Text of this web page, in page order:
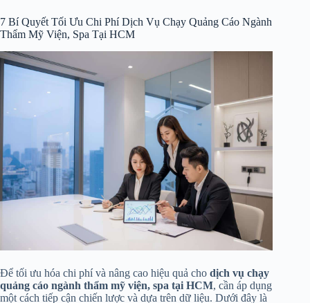
7 Bí Quyết Tối Ưu Chi Phí Dịch Vụ Chạy Quảng Cáo Ngành
Thẩm Mỹ Viện, Spa Tại HCM
Để tối ưu hóa chi phí và nâng cao hiệu quả cho dịch vụ chạy
quảng cáo ngành thẩm mỹ viện, spa tại HCM, cần áp dụng
một cách tiếp cận chiến lược và dựa trên dữ liệu. Dưới đây là